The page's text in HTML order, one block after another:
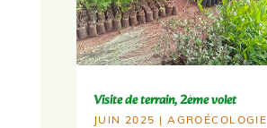
Visite de terrain, 2ème volet
JUIN 2025 |AGROÉCOLOGIE